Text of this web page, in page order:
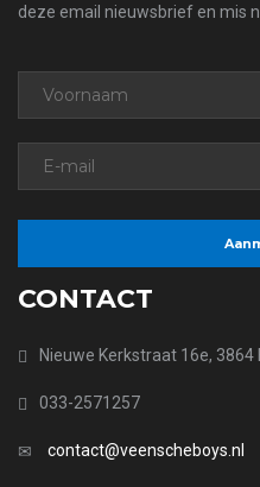
deze email nieuwsbrief en mis
CONTACT
Nieuwe Kerkstraat 16e, 3864
033-2571257
contact@veenscheboys.nl